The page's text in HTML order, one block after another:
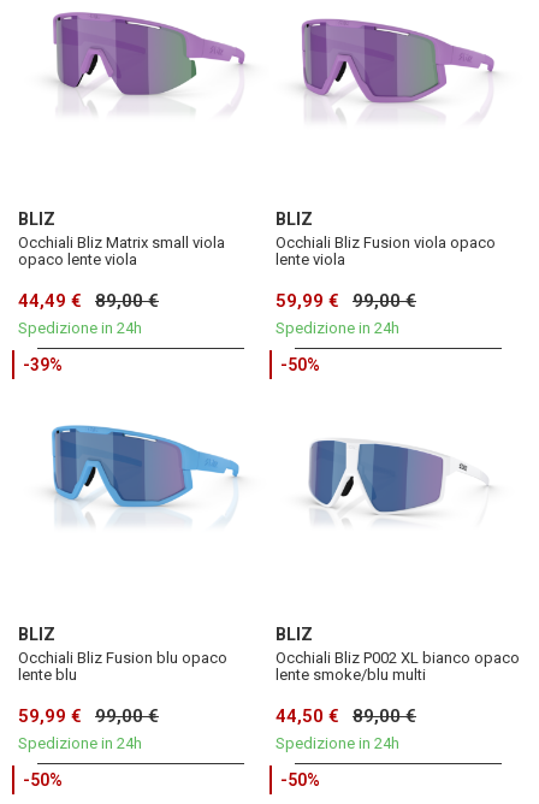
BLIZ
Occhiali Bliz Matrix small viola
opaco lente viola
44,49 € 89,00 €
Spedizione in 24h
BLIZ
Occhiali Bliz Fusion viola opaco
lente viola
59,99 € 99,00 €
Spedizione in 24h
-39%
BLIZ
Occhiali Bliz Fusion blu opaco
lente blu
59,99 € 99,00 €
Spedizione in 24h
-50%
BLIZ
Occhiali Bliz P002 XL bianco opaco
lente smoke/blu multi
44,50 € 89,00 €
Spedizione in 24h
-50% -50%